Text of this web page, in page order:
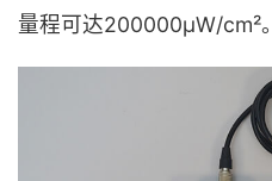
量程可达200000μW/cm²。